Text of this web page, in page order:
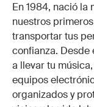
En 1984, nació la
nuestros
transportar tus
confianza. Desde
a llevar tu
equipos
organizados y